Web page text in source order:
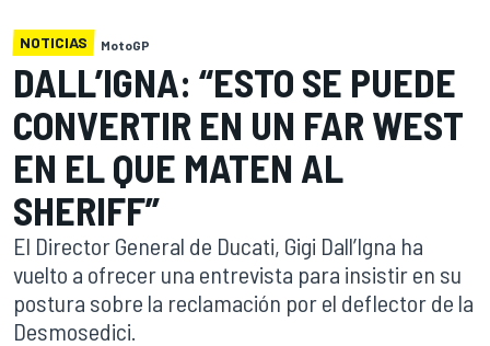
NOTICIAS MotoGP
DALL’IGNA: “ESTO SE PUEDE
CONVERTIR EN UN FAR WEST
EN EL QUE MATEN AL
SHERIFF”
El Director General de Ducati, Gigi Dall’Igna ha
vuelto a ofrecer una entrevista para insistir en su
postura sobre la reclamación por el deflector de la
Desmosedici.